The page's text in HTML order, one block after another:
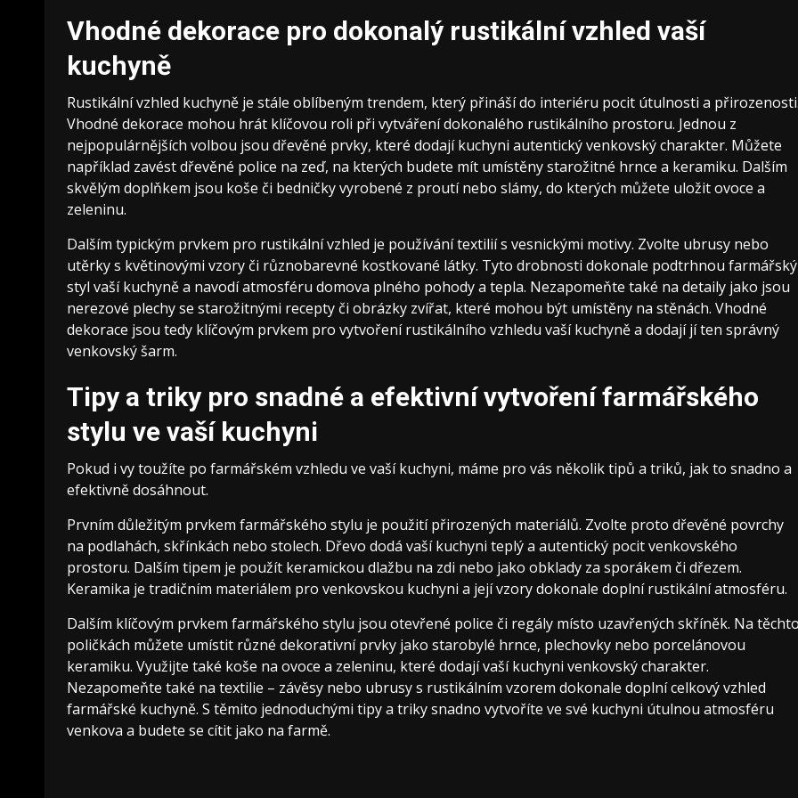
Vhodné dekorace pro dokonalý rustikální vzhled vaší
kuchyně
Rustikální vzhled kuchyně je stále oblíbeným trendem, který přináší do interiéru pocit útulnosti a
Vhodné dekorace mohou hrát klíčovou roli při vytváření dokonalého rustikálního prostoru. Jednou z
nejpopulárnějších volbou jsou dřevěné prvky, které dodají kuchyni autentický venkovský charakter. Můžete
například zavést dřevěné police na zeď, na kterých budete mít umístěny starožitné hrnce a keramiku. Dalším
skvělým doplňkem jsou koše či bedničky vyrobené z proutí nebo slámy, do kterých můžete uložit ovoce a
zeleninu.
Dalším typickým prvkem pro rustikální vzhled je používání textilií s vesnickými motivy. Zvolte ubrusy nebo
utěrky s květinovými vzory či různobarevné kostkované látky. Tyto drobnosti dokonale podtrhnou farmářský
styl vaší kuchyně a navodí atmosféru domova plného pohody a tepla. Nezapomeňte také na detaily jako jsou
nerezové plechy se starožitnými recepty či obrázky zvířat, které mohou být umístěny na stěnách. Vhodné
dekorace jsou tedy klíčovým prvkem pro vytvoření rustikálního vzhledu vaší kuchyně a dodají jí ten správný
venkovský šarm.
Tipy a triky pro snadné a efektivní vytvoření farmářského
stylu ve vaší kuchyni
Pokud i vy toužíte po farmářském vzhledu ve vaší kuchyni, máme pro vás několik tipů a triků, jak to snadno a
efektivně dosáhnout.
Prvním důležitým prvkem farmářského stylu je použití přirozených materiálů. Zvolte proto dřevěné povrchy
na podlahách, skřínkách nebo stolech. Dřevo dodá vaší kuchyni teplý a autentický pocit venkovského
prostoru. Dalším tipem je použít keramickou dlažbu na zdi nebo jako obklady za sporákem či dřezem.
Keramika je tradičním materiálem pro venkovskou kuchyni a její vzory dokonale doplní rustikální atmosféru.
Dalším klíčovým prvkem farmářského stylu jsou otevřené police či regály místo uzavřených skříněk. Na
poličkách můžete umístit různé dekorativní prvky jako starobylé hrnce, plechovky nebo porcelánovou
keramiku. Využijte také koše na ovoce a zeleninu, které dodají vaší kuchyni venkovský charakter.
Nezapomeňte také na textilie – závěsy nebo ubrusy s rustikálním vzorem dokonale doplní celkový vzhled
farmářské kuchyně. S těmito jednoduchými tipy a triky snadno vytvoříte ve své kuchyni útulnou atmosféru
venkova a budete se cítit jako na farmě.